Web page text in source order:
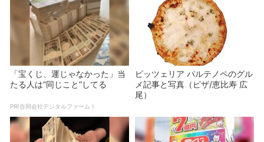
「宝くじ、運じゃなかった」当
たる人は“同じこと”してる
PR(合同会社デジタルファーム )
ピッツェリア パルテノペのグル
メ記事と写真（ピザ/恵比寿 広
尾）